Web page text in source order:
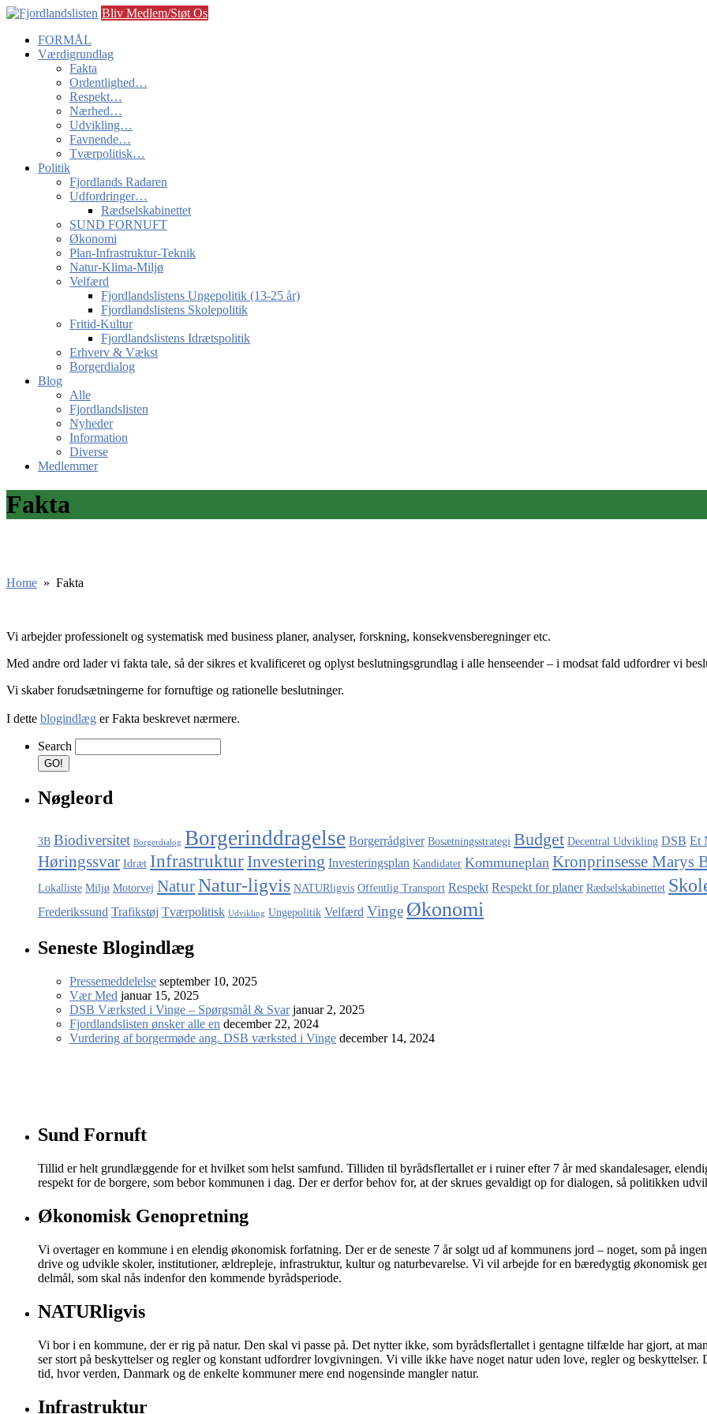
Bliv Medlem/Støt Os
FORMÅL
Værdigrundlag
Fakta
Ordentlighed…
Respekt…
Nærhed…
Udvikling…
Favnende…
Tværpolitisk…
Politik
Fjordlands Radaren
Udfordringer…
Rædselskabinettet
SUND FORNUFT
Økonomi
Plan-Infrastruktur-Teknik
Natur-Klima-Miljø
Velfærd
Fjordlandslistens Ungepolitik (13-25 år)
Fjordlandslistens Skolepolitik
Fritid-Kultur
Fjordlandslistens Idrætspolitik
Erhverv & Vækst
Borgerdialog
Blog
Alle
Fjordlandslisten
Nyheder
Information
Diverse
Medlemmer
Fakta
Home » Fakta
Vi arbejder professionelt og systematisk med business planer, analyser, forskning, konsekvensberegninger etc.
Med andre ord lader vi fakta tale, så der sikres et kvalificeret og oplyst beslutningsgrundlag i alle henseender – i modsat fald udfordrer vi
Vi skaber forudsætningerne for fornuftige og rationelle beslutninger.
I dette blogindlæg er Fakta beskrevet nærmere.
Search
Nøgleord
3B Biodiversitet Borgerdialog Borgerinddragelse Borgerrådgiver Bosætningsstrategi Budget Decentral Udvikling DSB Et
Høringssvar Idræt Infrastruktur Investering Investeringsplan Kandidater Kommuneplan Kronprinsesse Marys
Lokalliste Miljø Motorvej NaturNatur-ligvis NATURligvis Offentlig Transport Respekt Respekt for planer Rædselskabinettet
Frederikssund Trafikstøj Tværpolitisk Udvikling Ungepolitik Velfærd Vinge Økonomi
Seneste Blogindlæg
Pressemeddelelse september 10, 2025
Vær Med januar 15, 2025
DSB Værksted i Vinge – Spørgsmål & Svar januar 2, 2025
Fjordlandslisten ønsker alle en december 22, 2024
Vurdering af borgermøde ang. DSB værksted i Vinge december 14, 2024
Sund Fornuft
Tillid er helt grundlæggende for et hvilket som helst samfund. Tilliden til byrådsflertallet er i ruiner efter 7 år med skandalesager,
respekt for de borgere, som bebor kommunen i dag. Der er derfor behov for, at der skrues gevaldigt op for dialogen, så politikken
Økonomisk Genopretning
Vi overtager en kommune i en elendig økonomisk forfatning. Der er de seneste 7 år solgt ud af kommunens jord – noget, som på
drive og udvikle skoler, institutioner, ældrepleje, infrastruktur, kultur og naturbevarelse. Vi vil arbejde for en bæredygtig økonomisk
delmål, som skal nås indenfor den kommende byrådsperiode.
NATURligvis
Vi bor i en kommune, der er rig på natur. Den skal vi passe på. Det nytter ikke, som byrådsflertallet i gentagne tilfælde har gjort, at
ser stort på beskyttelser og regler og konstant udfordrer lovgivningen. Vi ville ikke have noget natur uden love, regler og
tid, hvor verden, Danmark og de enkelte kommuner mere end nogensinde mangler natur.
Infrastruktur